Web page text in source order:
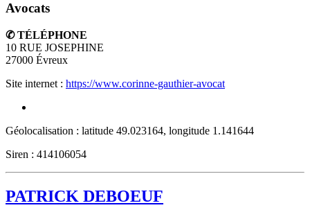
Avocats
✆ TÉLÉPHONE
10 RUE JOSEPHINE
27000 Évreux
Site internet : https://www.corinne-gauthier-avocat
Géolocalisation : latitude 49.023164, longitude 1.141644
Siren : 414106054
PATRICK DEBOEUF